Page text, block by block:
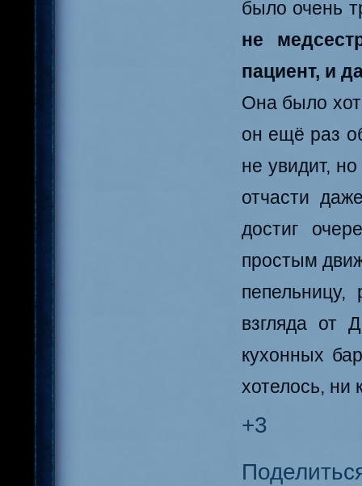
было очень
не
пациент, и
Она было
он ещё раз
не увидит,
отчасти
достиг
простым
взгляда от
кухонных
хотелось, ни
+3